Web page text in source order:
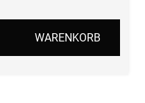
WARENKORB